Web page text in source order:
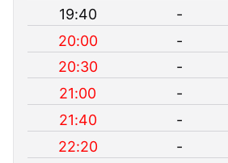
19:40
-
20:00
-
20:30
-
21:00
-
21:40
-
22:20
-